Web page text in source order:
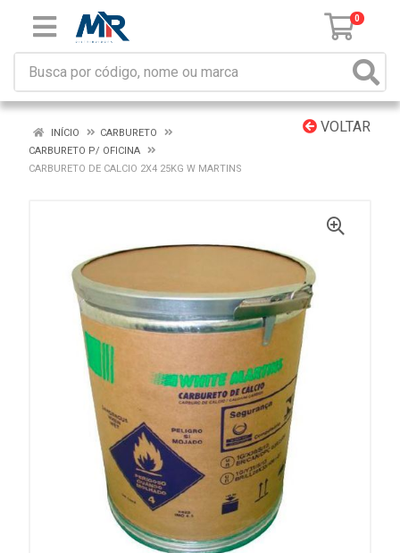
0
VOLTAR
INÍCIO
CARBURETO
CARBURETO P/ OFICINA
CARBURETO DE CALCIO 2X4 25KG W MARTINS